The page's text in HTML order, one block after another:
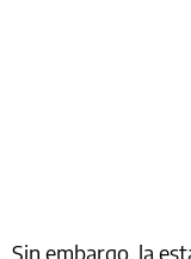
Sin embargo, la